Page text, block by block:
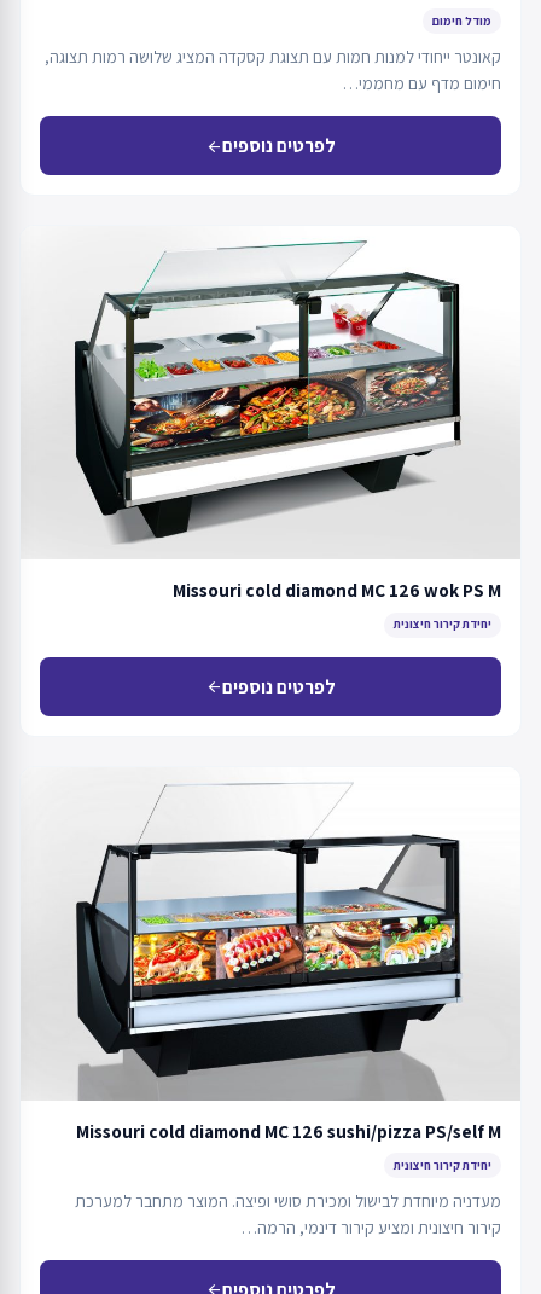
מודל חימום
קאונטר ייחודי למנות חמות עם תצוגת קסקדה המציג שלושה רמות תצוגה,
חימום מדף עם מחממי…
לפרטים נוספיםarrow_back
Missouri cold diamond MC 126 wok PS M
יחידת קירור חיצונית
לפרטים נוספיםarrow_back
Missouri cold diamond MC 126 sushi/pizza PS/self M
יחידת קירור חיצונית
מעדניה מיוחדת לבישול ומכירת סושי ופיצה. המוצר מתחבר למערכת
קירור חיצונית ומציע קירור דינמי, הרמה…
arrow_back